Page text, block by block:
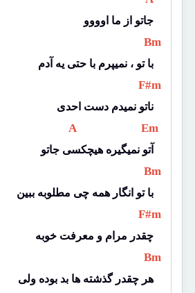
جاتو از ما اوووو
Bm
با تو ، نمیپرم با حتی یه آدم
F#m
ناتو نمیدم دست احدی
A Em
آتو نمیگیره هیچکسی جاتو
Bm
با تو انگار همه چی مطلوبه ببین
F#m
چقدر مرام و معرفت خوبه
Bm
هر چقدر گذشته ها بد بوده ولی